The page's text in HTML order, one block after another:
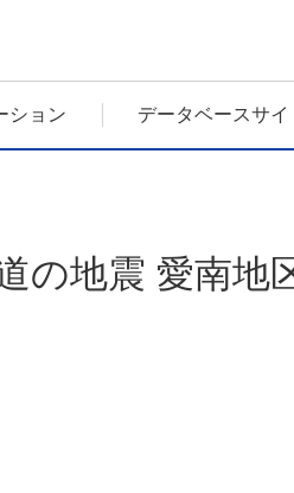
ション データベースサイ
の地震 愛南